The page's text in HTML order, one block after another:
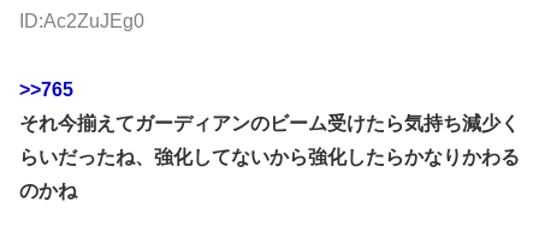
ID:Ac2ZuJEg0
>>765
それ今揃えてガーディアンのビーム受けたら気持ち減少く
らいだったね、強化してないから強化したらかなりかわる
のかね